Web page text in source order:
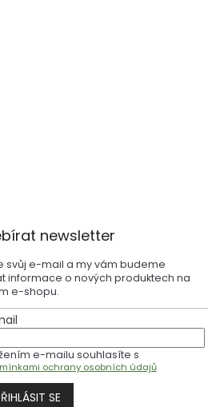
newsletter
svůj e-mail a my vám budeme
informace o nových produktech na
e-shopu.
e-mailu souhlasíte s
ochrany osobních údajů
SE